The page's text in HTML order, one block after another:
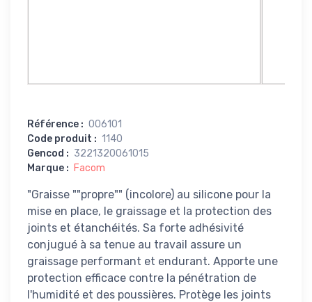
Référence : 006101
Code produit : 1140
Gencod : 3221320061015
Marque : Facom
"Graisse ""propre"" (incolore) au silicone pour la
mise en place, le graissage et la protection des
joints et étanchéités. Sa forte adhésivité
conjugué à sa tenue au travail assure un
graissage performant et endurant. Apporte une
protection efficace contre la pénétration de
l'humidité et des poussières. Protège les joints